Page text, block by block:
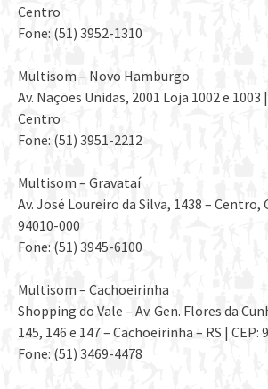
Centro
Fone: (51) 3952-1310
Multisom – Novo Hamburgo
Av. Nações Unidas, 2001 Loja 1002 e 1003
Centro
Fone: (51) 3951-2212
Multisom – Gravataí
Av. José Loureiro da Silva, 1438 – Centro,
94010-000
Fone: (51) 3945-6100
Multisom – Cachoeirinha
Shopping do Vale – Av. Gen. Flores da
145, 146 e 147 – Cachoeirinha – RS | CEP:
Fone: (51) 3469-4478